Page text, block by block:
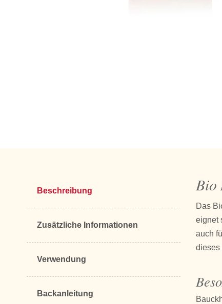
Beschreibung
Zusätzliche Informationen
Verwendung
Backanleitung
Bio
Das
eignet
auch
dieses